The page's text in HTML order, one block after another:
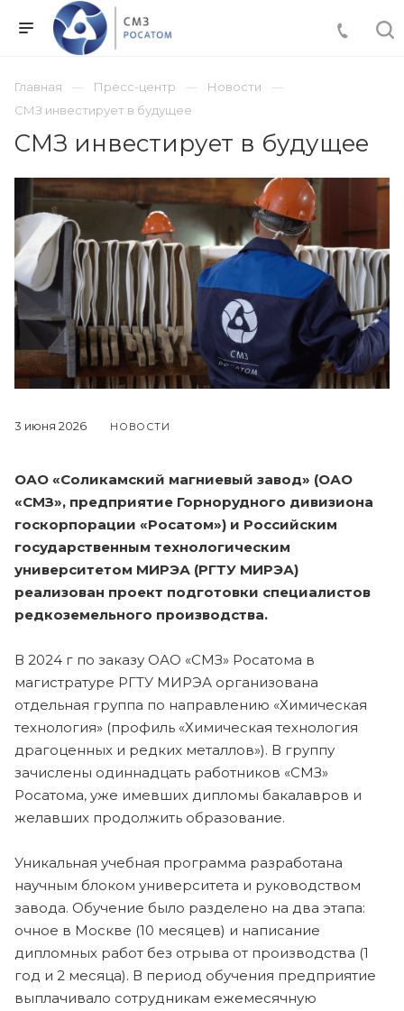
Главная Пресс-центр
Новости
СМЗ инвестирует в будущее
СМЗ инвестирует в будущее
3 июня 2026 НОВОСТИ
ОАО «Соликамский магниевый завод» (ОАО
«СМЗ», предприятие Горнорудного дивизиона
госкорпорации «Росатом») и Российским
государственным технологическим
университетом МИРЭА (РГТУ МИРЭА)
реализован проект подготовки специалистов
редкоземельного производства.
В 2024 г по заказу ОАО «СМЗ» Росатома в
магистратуре РГТУ МИРЭА организована
отдельная группа по направлению «Химическая
технология» (профиль «Химическая технология
драгоценных и редких металлов»). В группу
зачислены одиннадцать работников «СМЗ»
Росатома, уже имевших дипломы бакалавров и
желавших продолжить образование.
Уникальная учебная программа разработана
научным блоком университета и руководством
завода. Обучение было разделено на два этапа:
очное в Москве (10 месяцев) и написание
дипломных работ без отрыва от производства (1
год и 2 месяца). В период обучения предприятие
выплачивало сотрудникам ежемесячную